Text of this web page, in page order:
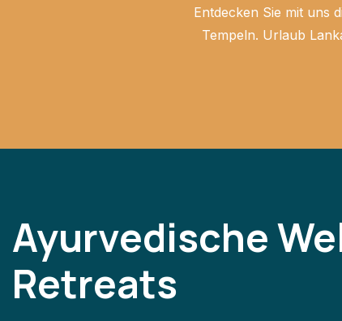
Entdecken Sie mit uns
Tempeln. Urlaub
Ayurvedische
Retreats